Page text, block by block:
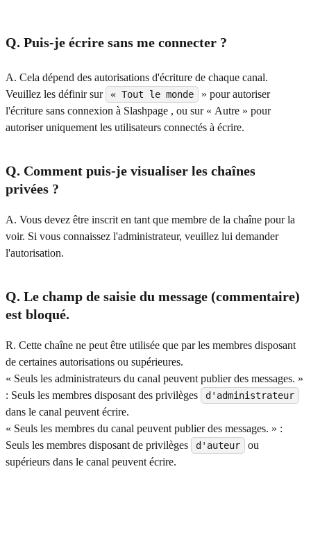
Q. Puis-je écrire sans me connecter ?
A. Cela dépend des autorisations d'écriture de chaque canal.
Veuillez les définir sur
« Tout le monde
» pour autoriser
l'écriture sans connexion à Slashpage , ou sur « Autre » pour
autoriser uniquement les utilisateurs connectés à écrire.
Q. Comment puis-je visualiser les chaînes
privées ?
A. Vous devez être inscrit en tant que membre de la chaîne pour la
voir. Si vous connaissez l'administrateur, veuillez lui demander
l'autorisation.
Q. Le champ de saisie du message (commentaire)
est bloqué.
R. Cette chaîne ne peut être utilisée que par les membres disposant
de certaines autorisations ou supérieures.
« Seuls les administrateurs du canal peuvent publier des messages. »
: Seuls les membres disposant des privilèges
d'administrateur
dans le canal peuvent écrire.
« Seuls les membres du canal peuvent publier des messages. » :
Seuls les membres disposant de privilèges
d'auteur
ou
supérieurs dans le canal peuvent écrire.